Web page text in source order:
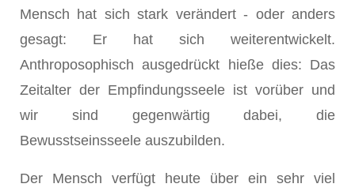
Mensch hat sich stark verändert - oder anders
gesagt: Er hat sich weiterentwickelt.
Anthroposophisch ausgedrückt hieße dies: Das
Zeitalter der Empfindungsseele ist vorüber und
wir sind gegenwärtig dabei, die
Bewusstseinsseele auszubilden.
Der Mensch verfügt heute über ein sehr viel